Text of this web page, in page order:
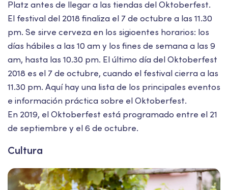
Platz antes de llegar a las tiendas del Oktoberfest.
El festival del 2018 finaliza el 7 de octubre a las 11.30
pm. Se sirve cerveza en los sigioentes horarios: los
días hábiles a las 10 am y los fines de semana a las 9
am, hasta las 10.30 pm. El último día del Oktoberfest
2018 es el 7 de octubre, cuando el festival cierra a las
11.30 pm. Aquí hay una lista de los principales eventos
e información práctica sobre el Oktoberfest.
En 2019, el Oktoberfest está programado entre el 21
de septiembre y el 6 de octubre.
Cultura